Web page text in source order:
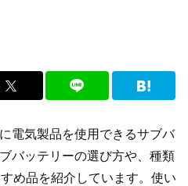
電気製品を使用できるサブバ
バッテリーの選び方や、種類
め品を紹介しています。使い